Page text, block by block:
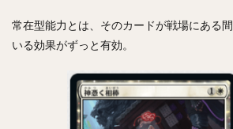
常在型能力とは、そのカードが戦場にある
いる効果がずっと有効。